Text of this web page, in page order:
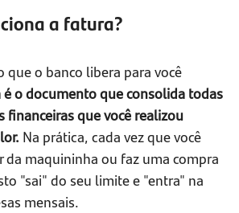
a fatura?
que o banco libera para você
o documento que consolida todas
financeiras que você realizou
Na prática, cada vez que você
da maquininha ou faz uma compra
"sai" do seu limite e "entra" na
mensais.